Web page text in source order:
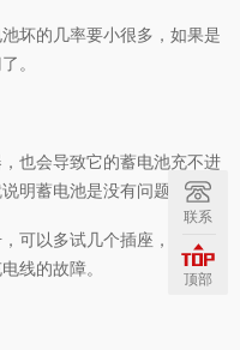
坏的几率要小很多，如果是
。
也会导致它的蓄电池充不进
明蓄电池是没有问题的。
可以多试几个插座，还是没
线的故障。
联系
顶部